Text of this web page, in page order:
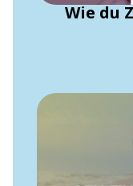
Wie du